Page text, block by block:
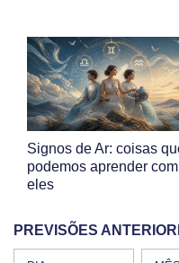
Signos de Ar: coisas
podemos aprender com
eles
PREVISÕES